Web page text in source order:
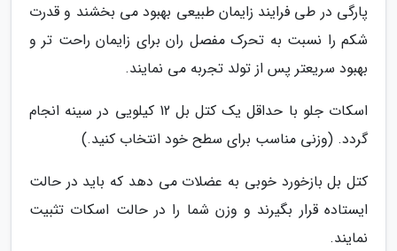
پارگی در طی فرایند زایمان طبیعی بهبود می بخشند و قدرت
شکم را نسبت به تحرک مفصل ران برای زایمان راحت تر و
بهبود سریعتر پس از تولد تجربه می نمایند.
اسکات جلو با حداقل یک کتل بل 12 کیلویی در سینه انجام
گردد. (وزنی مناسب برای سطح خود انتخاب کنید.)
کتل بل بازخورد خوبی به عضلات می دهد که باید در حالت
ایستاده قرار بگیرند و وزن شما را در حالت اسکات تثبیت
نمایند.